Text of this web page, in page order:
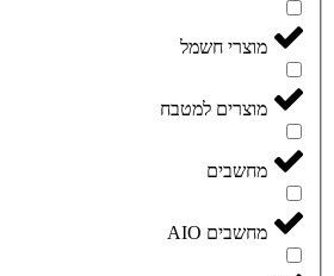
מוצרי חשמל
מוצרים למטבח
מחשבים
מחשבים AIO